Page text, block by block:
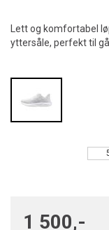
Lett og komfortabel
yttersåle, perfekt til
1 500,-